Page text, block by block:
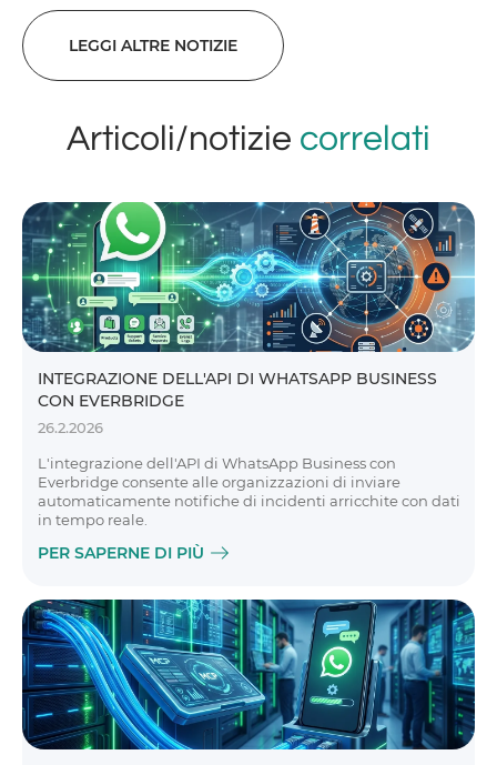
LEGGI ALTRE NOTIZIE
Articoli/notizie correlati
INTEGRAZIONE DELL'API DI WHATSAPP BUSINESS
CON EVERBRIDGE
26.2.2026
L'integrazione dell'API di WhatsApp Business con
Everbridge consente alle organizzazioni di inviare
automaticamente notifiche di incidenti arricchite con dati
in tempo reale.
PER SAPERNE DI PIÙ